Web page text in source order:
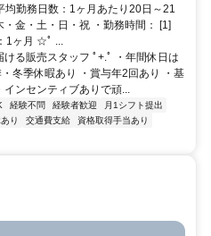
勤務日数：1ヶ月あたり20日～21
金・土・日・祝 ・勤務時間： [1]
1ヶ月 ☆ﾟ ...
る販売スタッフ ﾟ+.ﾟ ・年間休日は
冬季休暇あり ・賞与年2回あり ・基
ンセンティブありで頑...
経験不問 経験者歓迎
月1シフト提出
り 交通費支給
資格取得手当あり